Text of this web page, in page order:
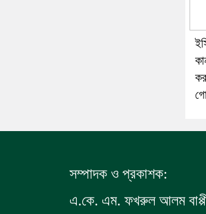
সম্পাদক ও প্রকাশক:
এ.কে. এম. ফখরুল আলম